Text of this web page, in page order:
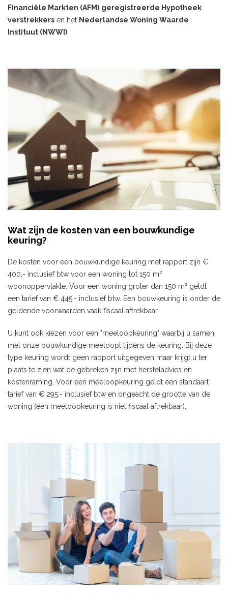
Financiële Markten (AFM) geregistreerde Hypotheek
verstrekkers en het Nederlandse Woning Waarde
Instituut (NWWI)
Wat zijn de kosten van een bouwkundige
keuring?
De kosten voor een bouwkundige keuring met rapport zijn €
400,- inclusief btw voor een woning tot 150 m²
woonoppervlakte. Voor een woning groter dan 150 m² geldt
een tarief van € 445,- inclusief btw. Een bouwkeuring is onder de
geldende voorwaarden vaak fiscaal aftrekbaar.
U kunt ook kiezen voor een "meeloopkeuring" waarbij u samen
met onze bouwkundige meeloopt tijdens de keuring. Bij deze
type keuring wordt geen rapport uitgegeven maar krijgt u ter
plaats te zien wat de gebreken zijn met hersteladvies en
kostenraming. Voor een meeloopkeuring geldt een standaart
tarief van € 295,- inclusief btw en ongeacht de grootte van de
woning (een meeloopkeuring is niet fiscaal aftrekbaar).